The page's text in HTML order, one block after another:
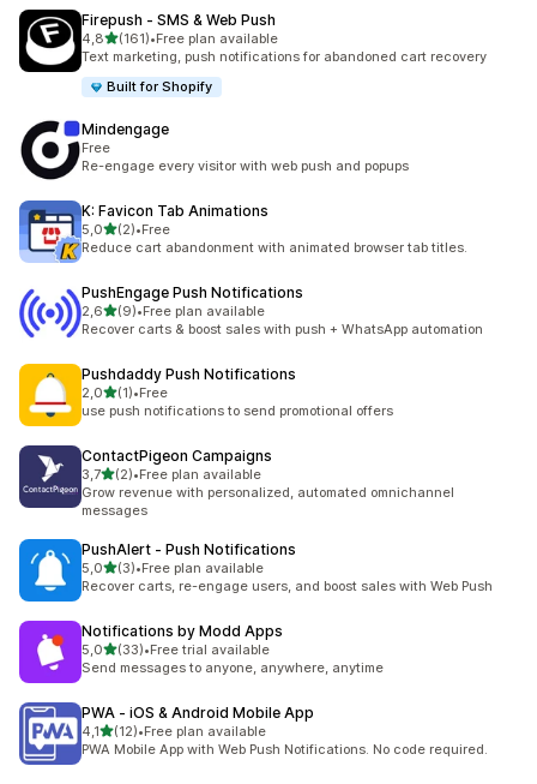
Firepush ‑ SMS & Web Push
4,85 yıldız üzerinden
(161)
toplam 161 değerlendirme
•Free plan available
Text marketing, push notifications for abandoned cart recovery
Built for Shopify
Mindengage
Free
Re-engage every visitor with web push and popups
K: Favicon Tab Animations
5,05 yıldız üzerinden
(2)
toplam 2 değerlendirme
•Free
Reduce cart abandonment with animated browser tab titles.
PushEngage Push Notifications
2,65 yıldız üzerinden
(9)
toplam 9 değerlendirme
•Free plan available
Recover carts & boost sales with push + WhatsApp automation
Pushdaddy Push Notifications
2,05 yıldız üzerinden
(1)
toplam 1 değerlendirme
•Free
use push notifications to send promotional offers
ContactPigeon Campaigns
3,75 yıldız üzerinden
(2)
toplam 2 değerlendirme
•Free plan available
Grow revenue with personalized, automated omnichannel
messages
PushAlert ‑ Push Notifications
5,05 yıldız üzerinden
(3)
toplam 3 değerlendirme
•Free plan available
Recover carts, re-engage users, and boost sales with Web Push
Notifications by Modd Apps
5,05 yıldız üzerinden
(33)
toplam 33 değerlendirme
•Free trial available
Send messages to anyone, anywhere, anytime
PWA ‑ iOS & Android Mobile App
4,15 yıldız üzerinden
(12)
toplam 12 değerlendirme
•Free plan available
PWA Mobile App with Web Push Notifications. No code required.